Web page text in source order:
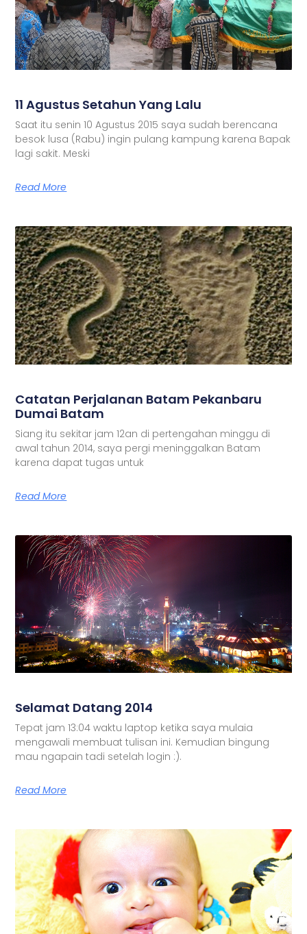
11 Agustus Setahun Yang Lalu
Saat itu senin 10 Agustus 2015 saya sudah berencana
besok lusa (Rabu) ingin pulang kampung karena Bapak
lagi sakit. Meski
Read More
Catatan Perjalanan Batam Pekanbaru
Dumai Batam
Siang itu sekitar jam 12an di pertengahan minggu di
awal tahun 2014, saya pergi meninggalkan Batam
karena dapat tugas untuk
Read More
Selamat Datang 2014
Tepat jam 13:04 waktu laptop ketika saya mulaia
mengawali membuat tulisan ini. Kemudian bingung
mau ngapain tadi setelah login :).
Read More